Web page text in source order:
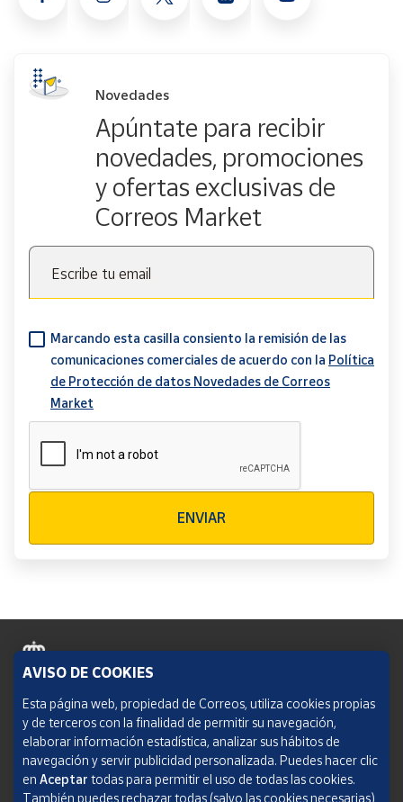
Novedades
Apúntate para recibir
novedades, promociones
y ofertas exclusivas de
Correos Market
Escribe tu email
Marcando esta casilla consiento la remisión de las
comunicaciones comerciales de acuerdo con la Política
de Protección de datos Novedades de Correos
Market
ENVIAR
Política de cookies
Aviso legal
Condiciones del servicio
AVISO DE COOKIES
Esta página web, propiedad de Correos, utiliza cookies propias
y de terceros con la finalidad de permitir su navegación,
elaborar información estadística, analizar sus hábitos de
navegación y servir publicidad personalizada. Puedes hacer clic
en Aceptar todas para permitir el uso de todas las cookies.
También puedes rechazar todas (salvo las cookies necesarias)